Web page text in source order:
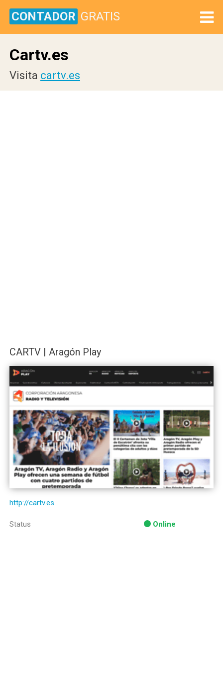
CONTADOR GRATIS
Cartv.es
Visita cartv.es
CARTV | Aragón Play
http://cartv.es
Status Online